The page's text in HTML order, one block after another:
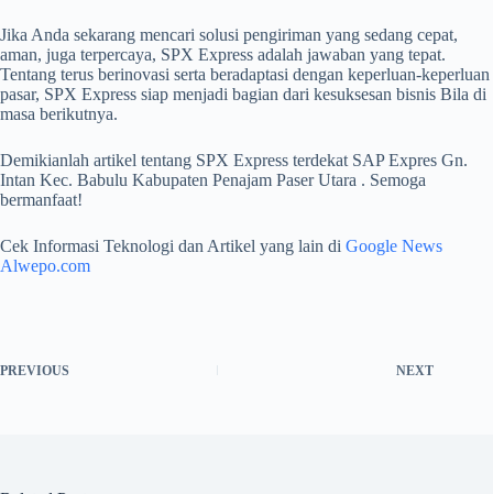
Jika Anda sekarang mencari solusi pengiriman yang sedang cepat,
aman, juga terpercaya, SPX Express adalah jawaban yang tepat.
Tentang terus berinovasi serta beradaptasi dengan keperluan-keperluan
pasar, SPX Express siap menjadi bagian dari kesuksesan bisnis Bila di
masa berikutnya.
Demikianlah artikel tentang SPX Express terdekat SAP Expres Gn.
Intan Kec. Babulu Kabupaten Penajam Paser Utara . Semoga
bermanfaat!
Cek Informasi Teknologi dan Artikel yang lain di Google News
Alwepo.com
PREVIOUS NEXT